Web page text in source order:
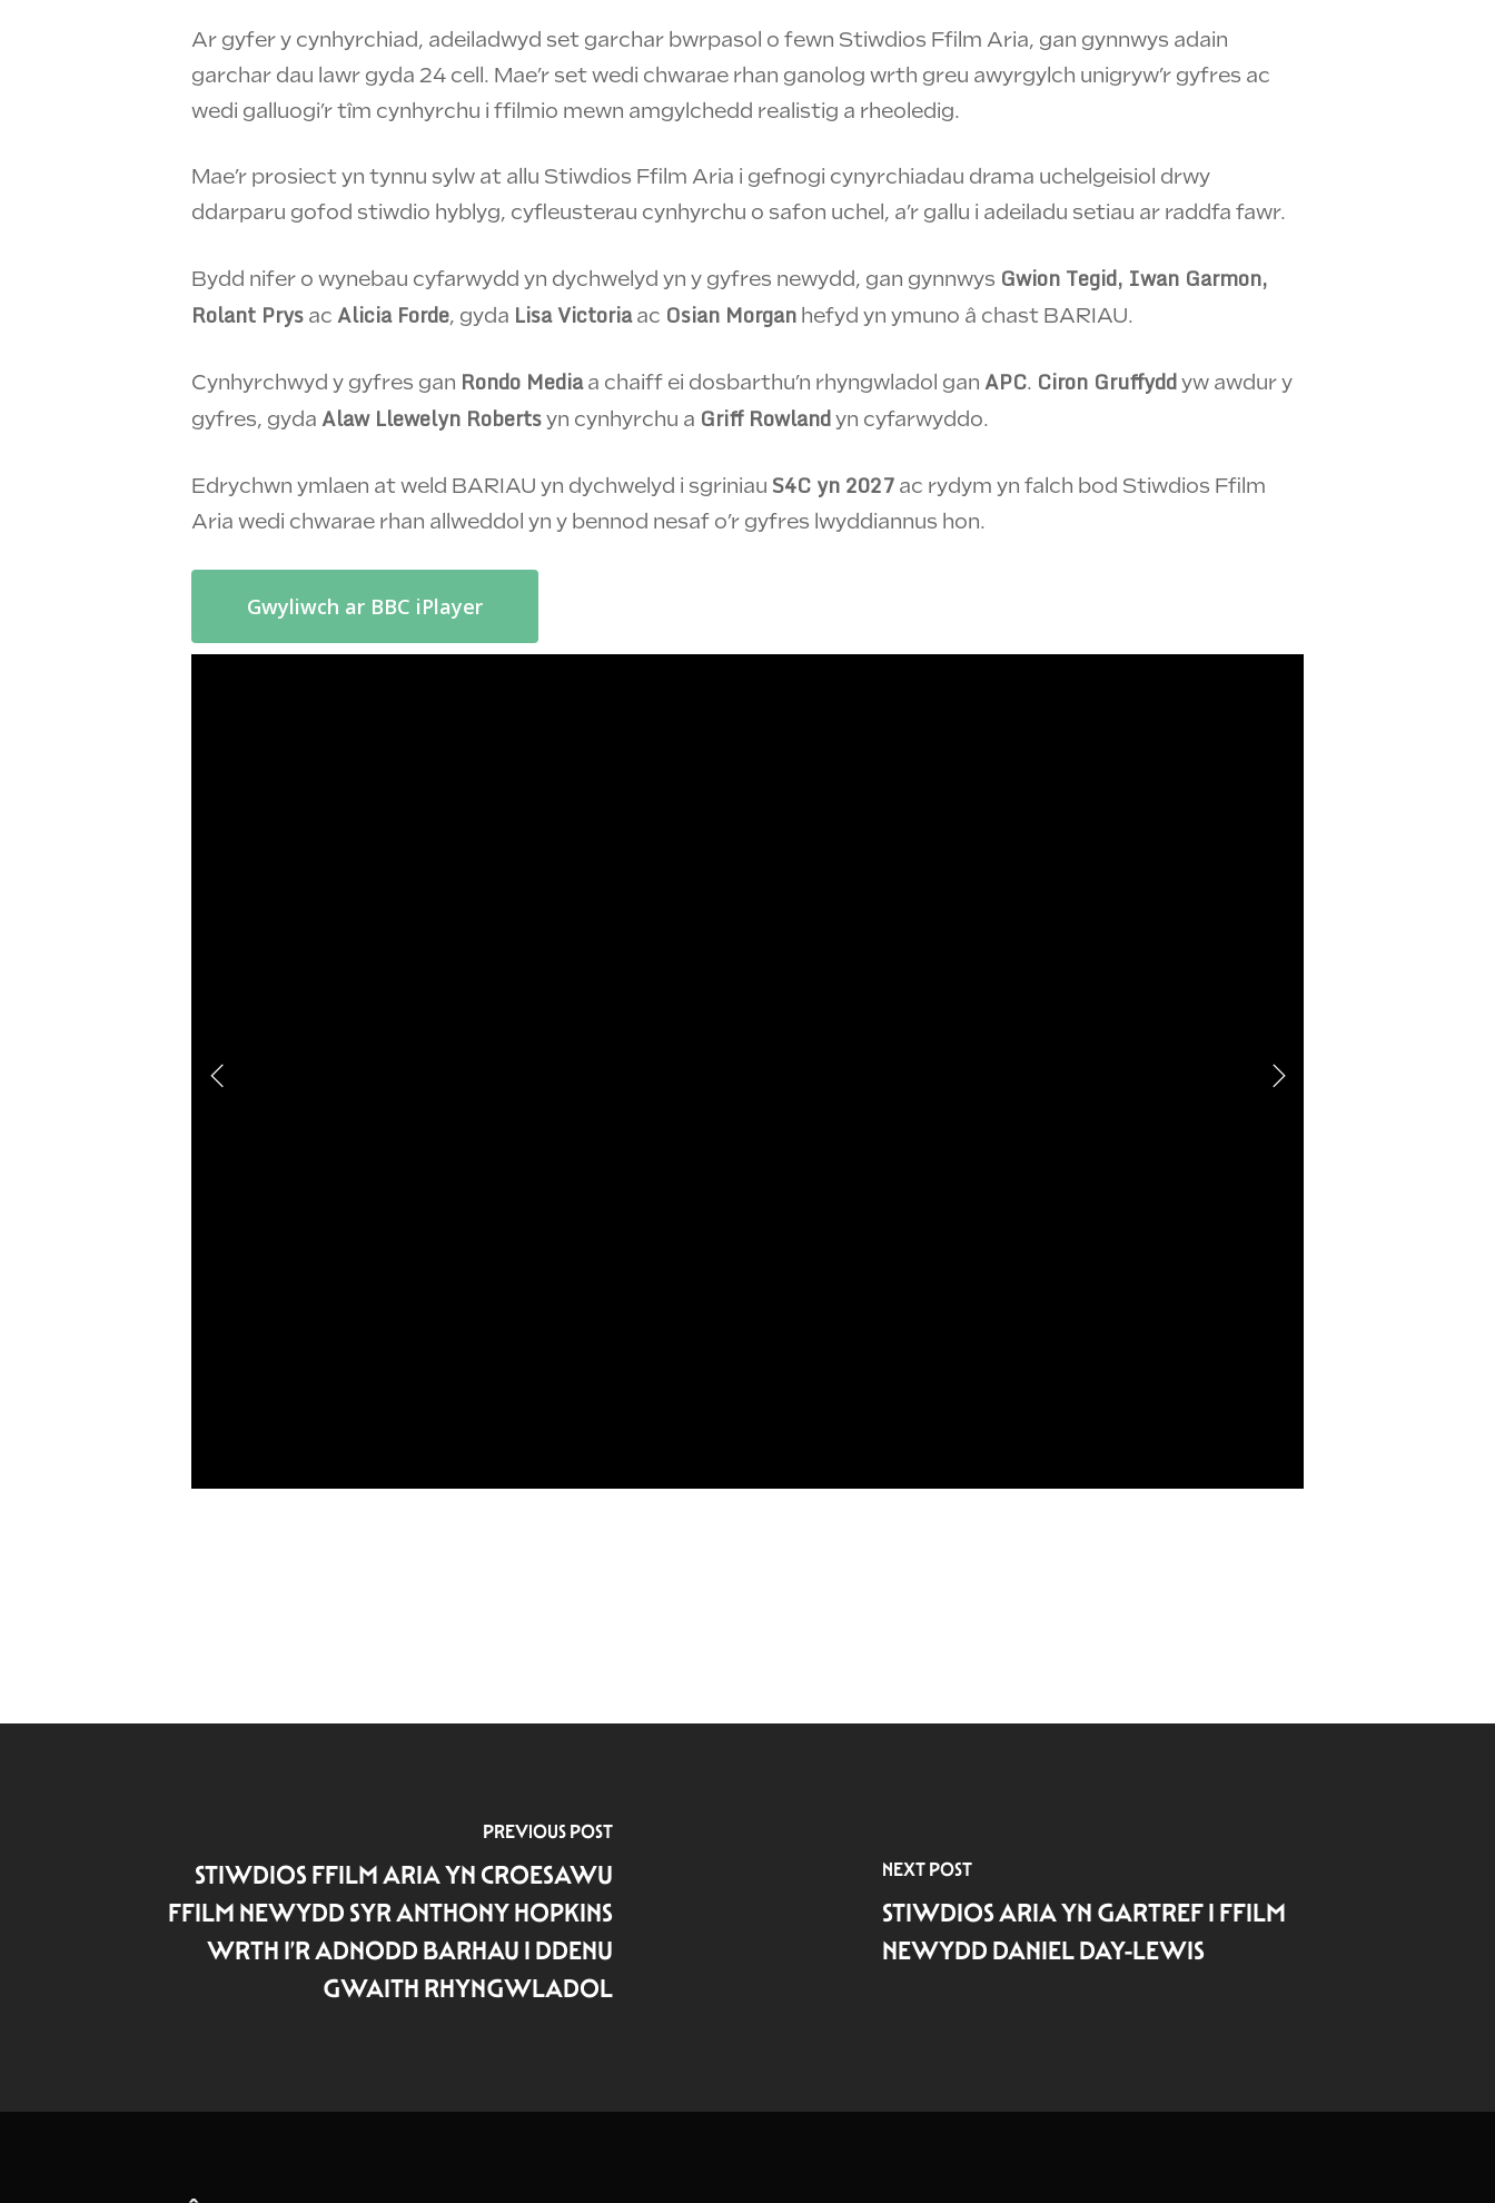
Ar gyfer y cynhyrchiad, adeiladwyd set garchar bwrpasol o fewn Stiwdios Ffilm Aria, gan gynnwys adain
garchar dau lawr gyda 24 cell. Mae’r set wedi chwarae rhan ganolog wrth greu awyrgylch unigryw’r gyfres ac
wedi galluogi’r tîm cynhyrchu i ffilmio mewn amgylchedd realistig a rheoledig.
Mae’r prosiect yn tynnu sylw at allu Stiwdios Ffilm Aria i gefnogi cynyrchiadau drama uchelgeisiol drwy
ddarparu gofod stiwdio hyblyg, cyfleusterau cynhyrchu o safon uchel, a’r gallu i adeiladu setiau ar raddfa fawr.
Bydd nifer o wynebau cyfarwydd yn dychwelyd yn y gyfres newydd, gan gynnwys Gwion Tegid, Iwan Garmon,
Rolant Prys acAlicia Forde, gyda Lisa Victoriaac Osian Morgan hefyd yn ymuno â chast BARIAU.
Cynhyrchwyd y gyfres gan Rondo Mediaa chaiff ei dosbarthu’n rhyngwladol ganAPC. Ciron Gruffyddyw awdur y
gyfres, gydaAlaw Llewelyn Robertsyn cynhyrchu a Griff Rowlandyn cyfarwyddo.
Edrychwn ymlaen at weld BARIAU yn dychwelyd i sgriniauS4C yn 2027 ac rydym yn falch bod Stiwdios Ffilm
Aria wedi chwarae rhan allweddol yn y bennod nesaf o’r gyfres lwyddiannus hon.
Gwyliwch ar BBC iPlayer
PREVIOUS POST
STIWDIOS FFILM ARIA YN CROESAWU
FFILM NEWYDD SYR ANTHONY HOPKINS
WRTH I’R ADNODD BARHAU I DDENU
GWAITH RHYNGWLADOL
NEXT POST
STIWDIOS ARIA YN GARTREF I FFILM
NEWYDD DANIEL DAY-LEWIS